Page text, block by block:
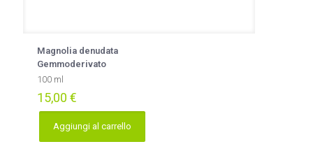
Magnolia denudata
Gemmoderivato
100 ml
15,00 €
Aggiungi al carrello